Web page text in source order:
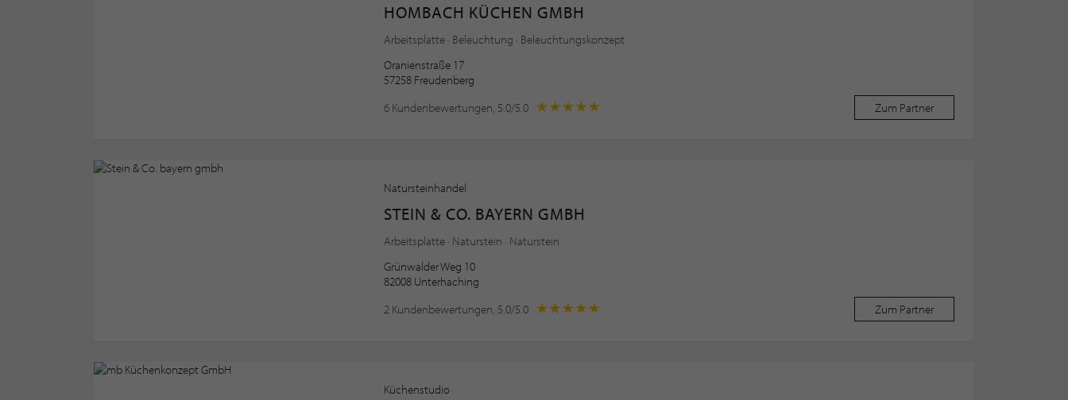
HOMBACH KÜCHEN GMBH
Arbeitsplatte · Beleuchtung · Beleuchtungskonzept
Oranienstraße 17
57258 Freudenberg
6 Kundenbewertungen, 5.0/5.0
Zum Partner
Natursteinhandel
STEIN & CO. BAYERN GMBH
Arbeitsplatte · Naturstein · Naturstein
Grünwalder Weg 10
82008 Unterhaching
2 Kundenbewertungen, 5.0/5.0
Zum Partner
Küchenstudio